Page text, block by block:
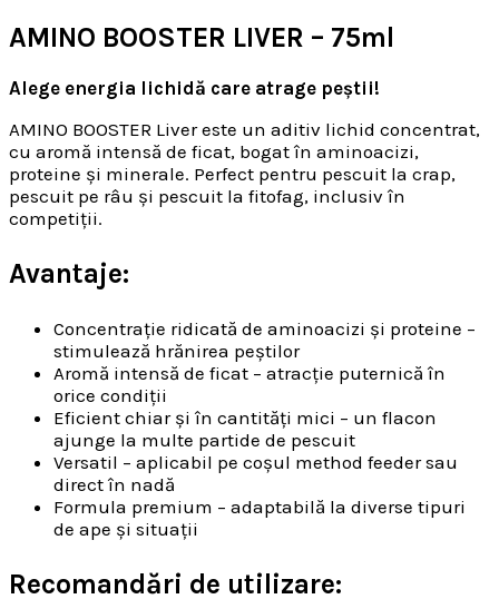
AMINO BOOSTER LIVER – 75ml
Alege energia lichidă care atrage peștii!
AMINO BOOSTER Liver este un aditiv lichid concentrat,
cu aromă intensă de ficat, bogat în aminoacizi,
proteine și minerale. Perfect pentru pescuit la crap,
pescuit pe râu și pescuit la fitofag, inclusiv în
competiții.
Avantaje:
Concentrație ridicată de aminoacizi și proteine –
stimulează hrănirea peștilor
Aromă intensă de ficat – atracție puternică în
orice condiții
Eficient chiar și în cantități mici – un flacon
ajunge la multe partide de pescuit
Versatil – aplicabil pe coșul method feeder sau
direct în nadă
Formula premium – adaptabilă la diverse tipuri
de ape și situații
Recomandări de utilizare: